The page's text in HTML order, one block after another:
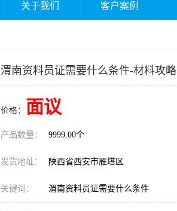
关于我们 客户案例
渭南资料员证需要什么条件-材料攻略
价格： 面议
产品数量： 9999.00个
发货地址： 陕西省西安市雁塔区
关键词： 渭南资料员证需要什么条件